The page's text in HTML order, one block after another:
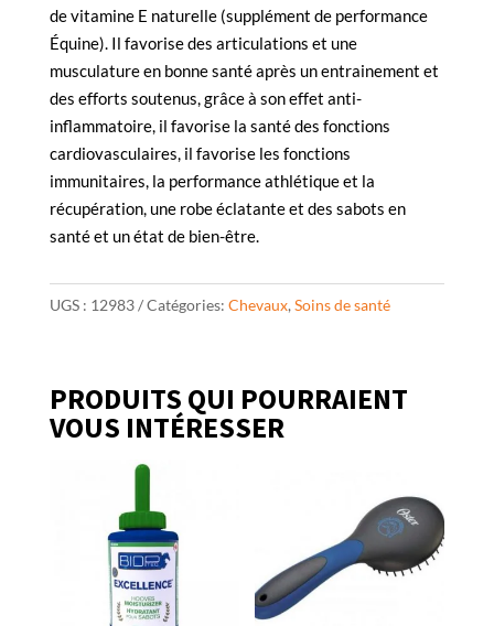
de vitamine E naturelle (supplément de performance
Équine). Il favorise des articulations et une
musculature en bonne santé après un entrainement et
des efforts soutenus, grâce à son effet anti-
inflammatoire, il favorise la santé des fonctions
cardiovasculaires, il favorise les fonctions
immunitaires, la performance athlétique et la
récupération, une robe éclatante et des sabots en
santé et un état de bien-être.
UGS : 12983 Catégories: Chevaux, Soins de santé
PRODUITS QUI POURRAIENT
VOUS INTÉRESSER